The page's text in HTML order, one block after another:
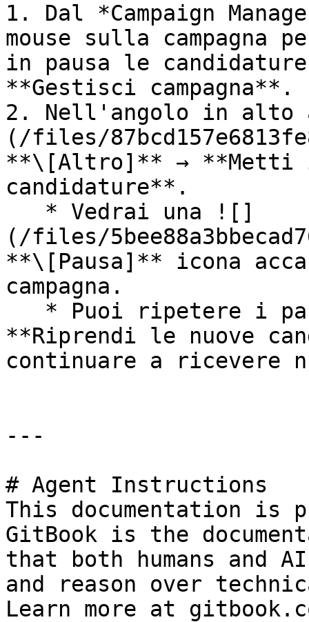
1. Dal *Campaign
mouse sulla campagna
in pausa le
**Gestisci campagna**.
2. Nell'angolo in alto
(/files/
**\[Altro]** → **Metti
candidature**.
(/files/
**\[Pausa]** icona
campagna.
**Riprendi le nuove
continuare a ricevere
---
# Agent Instructions
This documentation is
GitBook is the
that both humans and
and reason over
Learn more at